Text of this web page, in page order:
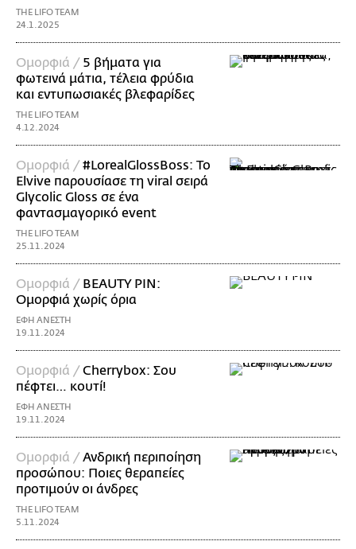
THE LIFO TEAM
24.1.2025
Ομορφιά / 5 βήματα για
φωτεινά μάτια, τέλεια φρύδια
και εντυπωσιακές βλεφαρίδες
THE LIFO TEAM
4.12.2024
Ομορφιά /#LorealGlossBoss: Το
Elvive παρουσίασε τη viral σειρά
Glycolic Gloss σε ένα
φαντασμαγορικό event
THE LIFO TEAM
25.11.2024
Ομορφιά / BEAUTY PIN:
Ομορφιά χωρίς όρια
ΕΦΗ ΑΝΕΣΤΗ
19.11.2024
Ομορφιά /Cherrybox: Σου
πέφτει… κουτί!
ΕΦΗ ΑΝΕΣΤΗ
19.11.2024
Ομορφιά /Ανδρική περιποίηση
προσώπου: Ποιες θεραπείες
προτιμούν οι άνδρες
THE LIFO TEAM
5.11.2024